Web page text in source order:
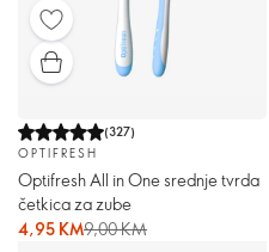
(327)
OPTIFRESH
Optifresh All in One srednje tvrda
četkica za zube
4,95 KM9,00 KM